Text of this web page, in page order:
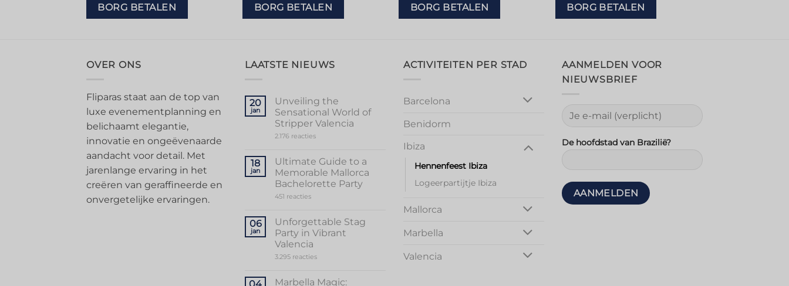
BORG BETALEN BORG BETALEN BORG BETALEN BORG BETALEN
OVER ONS
Fliparas staat aan de top van
luxe evenementplanning en
belichaamt elegantie,
innovatie en ongeëvenaarde
aandacht voor detail. Met
jarenlange ervaring in het
creëren van geraffineerde en
onvergetelijke ervaringen.
LAATSTE NIEUWS
20
jan
Unveiling the
Sensational World of
Stripper Valencia
2.176 reactiesop
Sensational
World
of
Stripper
Valencia
18
jan
Ultimate Guide to a
Memorable Mallorca
Bachelorette Party
451 reactiesop
to
a
Memorable
Mallorca
Bachelorette
Party
06
jan
Unforgettable Stag
Party in Vibrant
Valencia
3.295 reactiesop
Party
Marbella Magic:
ACTIVITEITEN PER STAD
Barcelona
Benidorm
Ibiza
Hennenfeest Ibiza
Logeerpartijtje Ibiza
Mallorca
Marbella
Valencia
AANMELDEN VOOR
NIEUWSBRIEF
De hoofdstad van Brazilië?